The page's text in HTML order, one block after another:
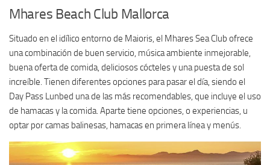
Mhares Beach Club Mallorca
Situado en el idílico entorno de Maioris, el Mhares Sea Club ofrece
una combinación de buen servicio, música ambiente inmejorable,
buena oferta de comida, deliciosos cócteles y una puesta de sol
increíble. Tienen diferentes opciones para pasar el día, siendo el
Day Pass Lunbed una de las más recomendables, que incluye el uso
de hamacas y la comida. Aparte tiene opciones, o experiencias, u
optar por camas balinesas, hamacas en primera línea y menús.